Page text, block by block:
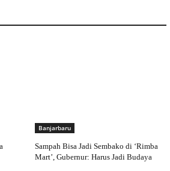
Banjarbaru
Sampah Bisa Jadi Sembako di ‘Rimba
Mart’, Gubernur: Harus Jadi Budaya